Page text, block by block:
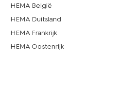
HEMA België
HEMA Duitsland
HEMA Frankrijk
HEMA Oostenrijk